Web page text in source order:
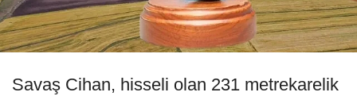
Savaş Cihan, hisseli olan 231 metrekarelik